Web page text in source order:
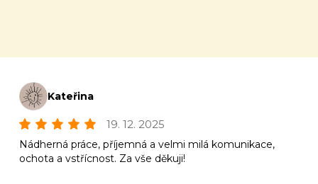
Kateřina
19. 12. 2025
Nádherná práce, příjemná a velmi milá komunikace,
ochota a vstřícnost. Za vše děkuji!